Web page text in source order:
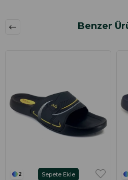
Benzer
2 Sepete Ekle